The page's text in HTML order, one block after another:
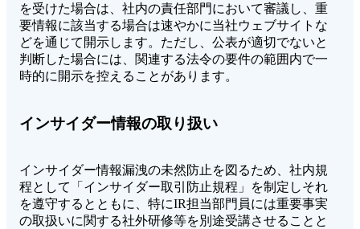
を受けた場合は、社内の責任部門において審議し、重
要情報に該当する場合は速やかに当社ウェブサイトな
どを通じて開示します。ただし、公表が適切でないと
判断した場合には、関連する法令の要件の範囲内で一
時的に開示を控えることがあります。
インサイダー情報の取り扱い
インサイダー情報漏洩の未然防止を図るため、社内規
程として「インサイダー取引防止規程」を制定しそれ
を遵守するとともに、特にIR担当部門員には重要事実
の取扱いに関する社外研修等を別途受講させることと